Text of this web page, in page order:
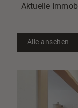
Aktuelle
Alle ansehen